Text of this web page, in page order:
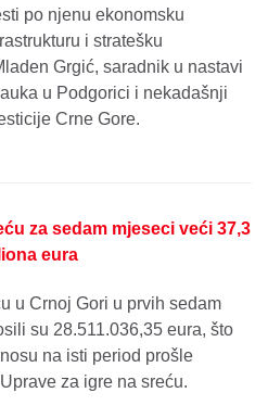
po njenu ekonomsku
i stratešku
Grgić, saradnik u nastavi
u Podgorici i nekadašnji
Crne Gore.
za sedam mjeseci veći 37,3
eura
u Crnoj Gori u prvih sedam
su 28.511.036,35 eura, što
na isti period prošle
za igre na sreću.